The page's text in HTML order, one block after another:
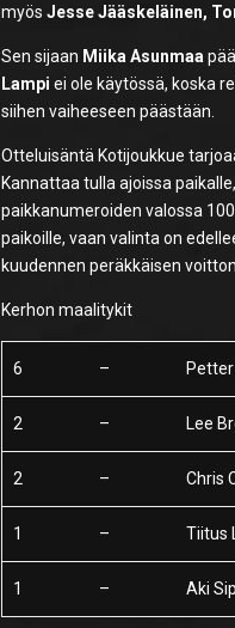
myösJesse Jääskeläinen,
Sen sijaan Miika Asunmaa
Lampi ei ole käytössä, koska
siihen vaiheeseen päästään.
Otteluisäntä Kotijoukkue
Kannattaa tulla ajoissa
paikkanumeroiden valossa
paikoille, vaan valinta on
kuudennen peräkkäisen
Kerhon maalitykit
6 –
2 – Lee
2 – Chris
1 – Tiitus
1 – Aki